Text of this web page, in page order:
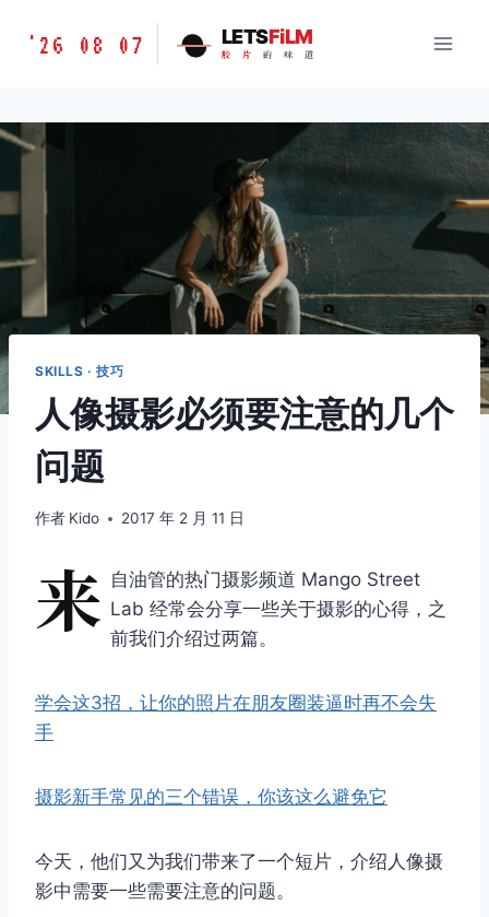
胶
味
道
'26 08 07 LETSFiLM
胶 片 的 味 道
SKILLS · 技巧
人像摄影必须要注意的几个
问题
作者 Kido 2017 年 2 月 11 日
来 自油管的热门摄影频道 Mango Street
Lab 经常会分享一些关于摄影的心得，之
前我们介绍过两篇。
学会这3招，让你的照片在朋友圈装逼时再不会失
手
摄影新手常见的三个错误，你该这么避免它
今天，他们又为我们带来了一个短片，介绍人像摄
影中需要一些需要注意的问题。